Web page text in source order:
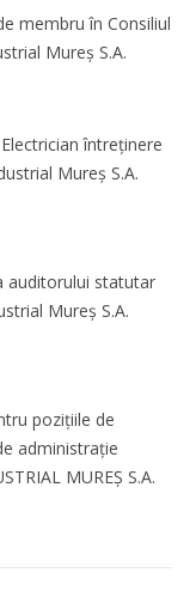
membru în Consiliul
Mureș S.A.
întreținere
Mureș S.A.
auditorului statutar
Mureș S.A.
pozițiile de
administrație
MUREȘ S.A.